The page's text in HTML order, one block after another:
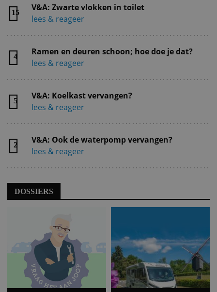
15
V&A: Zwarte vlokken in toilet
lees & reageer
4
Ramen en deuren schoon; hoe doe je dat?
lees & reageer
5
V&A: Koelkast vervangen?
lees & reageer
2
V&A: Ook de waterpomp vervangen?
lees & reageer
DOSSIERS